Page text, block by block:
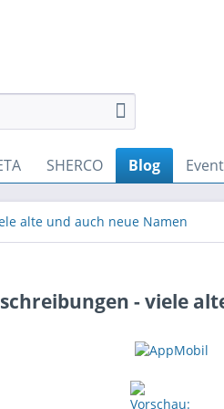
SHERCO Blog
alte und auch neue Namen
den Komfort bei
- viele